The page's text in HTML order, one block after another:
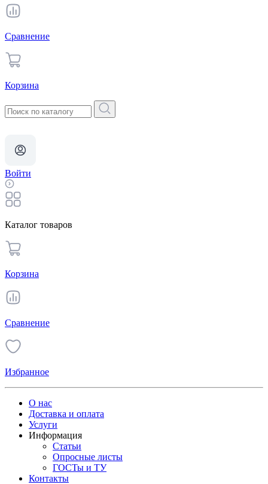
Сравнение
Корзина
Войти
Каталог товаров
Корзина
Сравнение
Избранное
О нас
Доставка и оплата
Услуги
Информация
Статьи
Опросные листы
ГОСТы и ТУ
Контакты